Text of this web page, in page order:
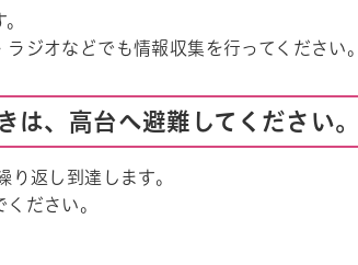
ジオなどでも情報収集を行ってください。
は、高台へ避難してください。
返し到達します。
ださい。